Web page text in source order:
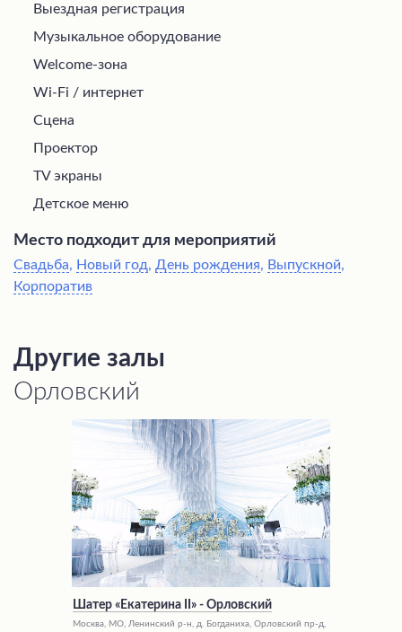
Выездная регистрация
Музыкальное оборудование
Welcome-зона
Wi-Fi / интернет
Сцена
Проектор
TV экраны
Детское меню
Место подходит для мероприятий
Свадьба, Новый год, День рождения, Выпускной,
Корпоратив
Другие залы
Орловский
Шатер «Екатерина II» - Орловский
Москва, МО, Ленинский р-н, д. Богданиха, Орловский пр-д,